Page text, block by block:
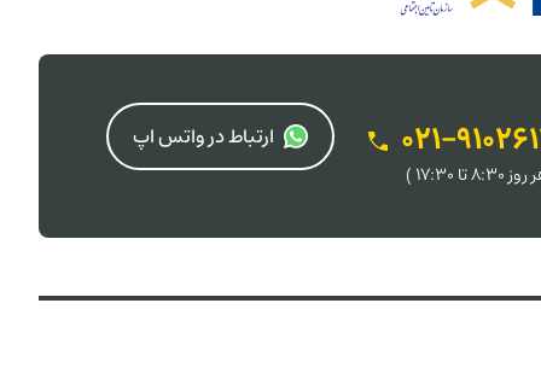
021-
تا 17:30 )
ارتباط در واتس اپ